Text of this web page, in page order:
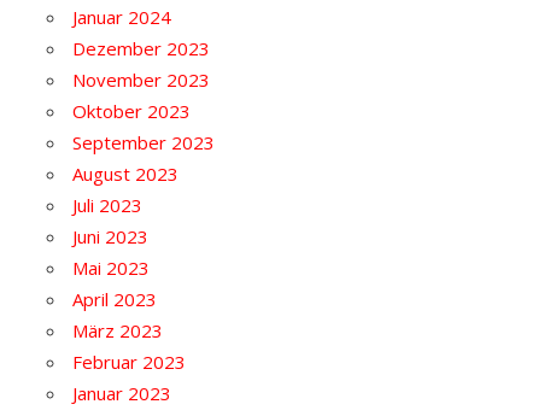
Januar 2024
Dezember 2023
November 2023
Oktober 2023
September 2023
August 2023
Juli 2023
Juni 2023
Mai 2023
April 2023
März 2023
Februar 2023
Januar 2023